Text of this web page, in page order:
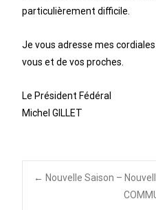
particulièrement difficile.
Je vous adresse mes
vous et de vos proches.
Le Président Fédéral
Michel GILLET
Post
← Nouvelle Saison –